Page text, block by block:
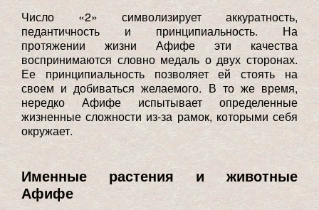
Число «2» символизирует аккуратность,
педантичность и принципиальность. На
протяжении жизни Афифе эти качества
воспринимаются словно медаль о двух сторонах.
Ее принципиальность позволяет ей стоять на
своем и добиваться желаемого. В то же время,
нередко Афифе испытывает определенные
жизненные сложности из-за рамок, которыми себя
окружает.
Именные растения и животные
Афифе